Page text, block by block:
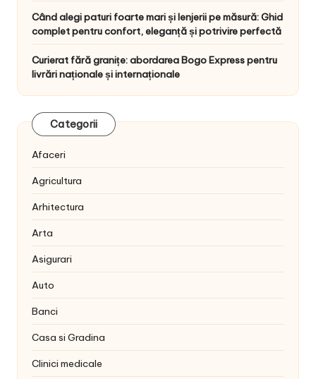
Când alegi paturi foarte mari și lenjerii pe măsură: Ghid
complet pentru confort, eleganță și potrivire perfectă
Curierat fără granițe: abordarea Bogo Express pentru
livrări naționale și internaționale
Categorii
Afaceri
Agricultura
Arhitectura
Arta
Asigurari
Auto
Banci
Casa si Gradina
Clinici medicale